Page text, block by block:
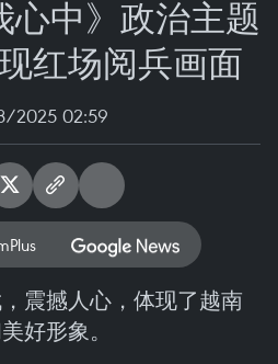
心中》政治主题
红场阅兵画面
2025 02:59
震撼人心，体现了越南
好形象。